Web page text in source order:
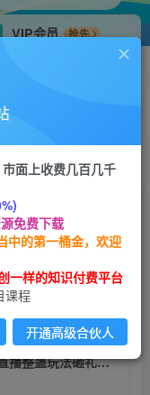
VIP会员
抢先
无人直播整蛊
全套工具
关注 私信
（7102期）抖音最新最火虚拟形象无人直播整蛊玩法砸礼物教程（视频开播教程+全套工具
面上收费几百几千
免费下载
中的第一桶金，欢迎
一样的知识付费平台
课程
开通高级合伙人